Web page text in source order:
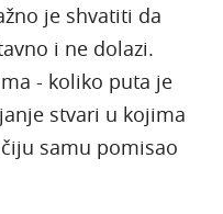
je shvatiti da
i ne dolazi.
- koliko puta je
stvari u kojima
samu pomisao